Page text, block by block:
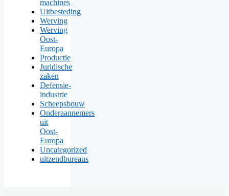
machines
Uitbesteding
Werving
Werving
Oost-
Europa
Productie
Juridische
zaken
Defensie-
industrie
Scheepsbouw
Onderaannemers
uit
Oost-
Europa
Uncategorized
uitzendbureaus